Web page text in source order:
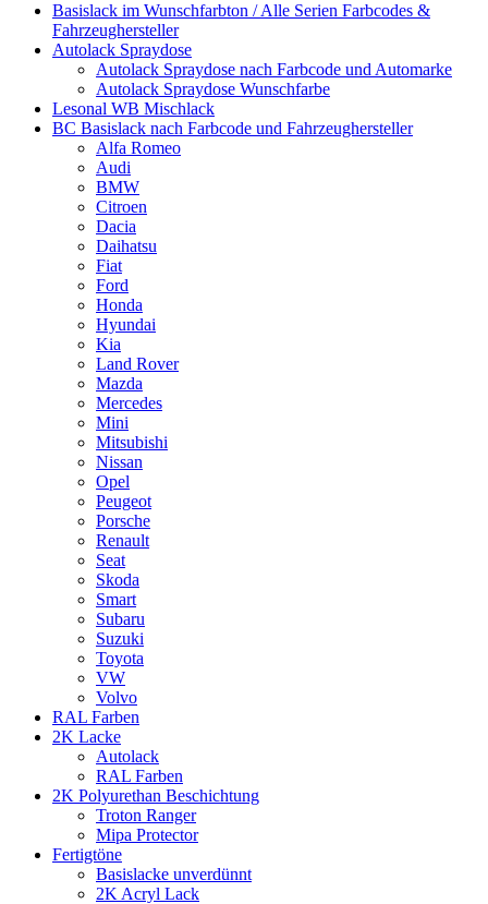
Basislack im Wunschfarbton / Alle Serien Farbcodes &
Fahrzeughersteller
Autolack Spraydose
Autolack Spraydose nach Farbcode und Automarke
Autolack Spraydose Wunschfarbe
Lesonal WB Mischlack
BC Basislack nach Farbcode und Fahrzeughersteller
Alfa Romeo
Audi
BMW
Citroen
Dacia
Daihatsu
Fiat
Ford
Honda
Hyundai
Kia
Land Rover
Mazda
Mercedes
Mini
Mitsubishi
Nissan
Opel
Peugeot
Porsche
Renault
Seat
Skoda
Smart
Subaru
Suzuki
Toyota
VW
Volvo
RAL Farben
2K Lacke
Autolack
RAL Farben
2K Polyurethan Beschichtung
Troton Ranger
Mipa Protector
Fertigtöne
Basislacke unverdünnt
2K Acryl Lack